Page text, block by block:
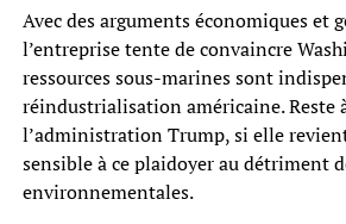
Avec des arguments économiques et
l’entreprise tente de convaincre
ressources sous-marines sont
réindustrialisation américaine. Reste
l’administration Trump, si elle
sensible à ce plaidoyer au détriment
environnementales.